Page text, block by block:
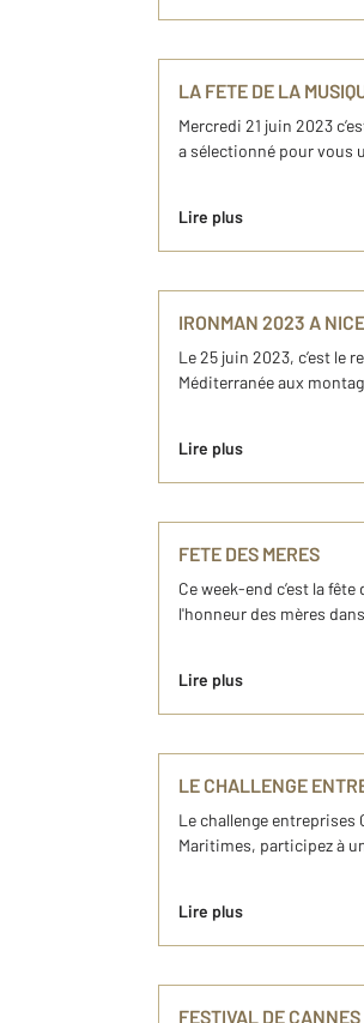
LA FETE DE LA
Mercredi 21 juin 2023
a sélectionné pour vous
Lire plus
IRONMAN 2023 A NICE
Le 25 juin 2023, c’est le
Méditerranée aux
Lire plus
FETE DES MERES
Ce week-end c’est la
l'honneur des mères
Lire plus
LE CHALLENGE
Le challenge entreprises
Maritimes, participez à
Lire plus
FESTIVAL DE CANNES